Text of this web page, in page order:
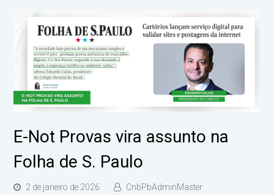
E-Not Provas vira assunto na
Folha de S. Paulo
2 de janeiro de 2026
CnbPbAdminMaster